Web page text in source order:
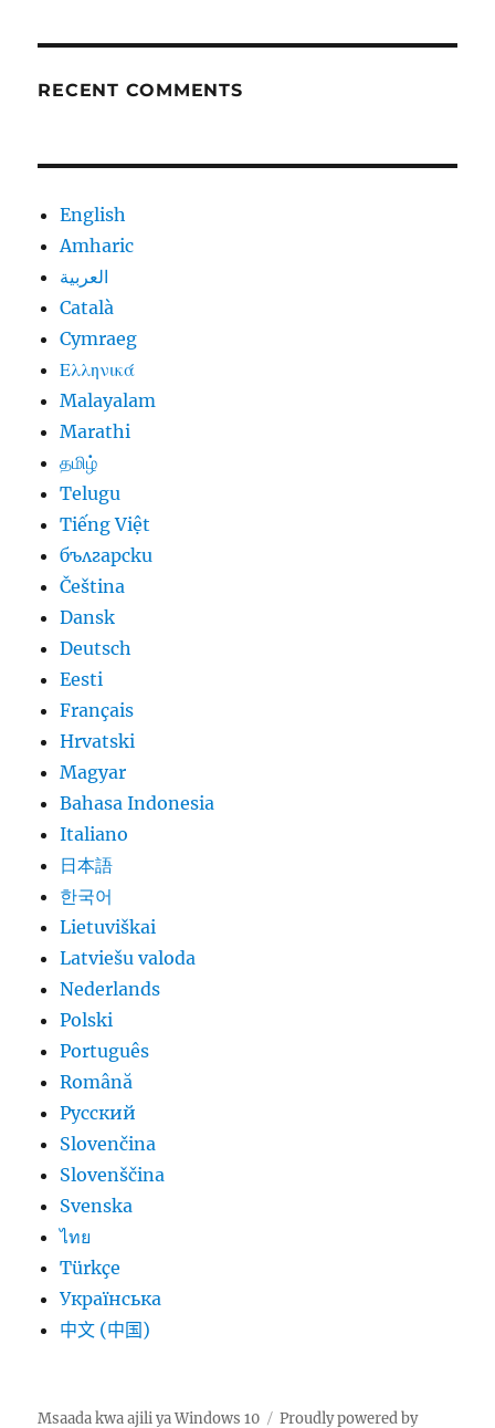
RECENT COMMENTS
English
Amharic
العربية
Català
Cymraeg
Ελληνικά
Malayalam
Marathi
தமிழ்
Telugu
Tiếng Việt
български
Čeština
Dansk
Deutsch
Eesti
Français
Hrvatski
Magyar
Bahasa Indonesia
Italiano
日本語
한국어
Lietuviškai
Latviešu valoda
Nederlands
Polski
Português
Română
Русский
Slovenčina
Slovenščina
Svenska
ไทย
Türkçe
Українська
中文 (中国)
Msaada kwa ajili ya Windows 10 Proudly powered by